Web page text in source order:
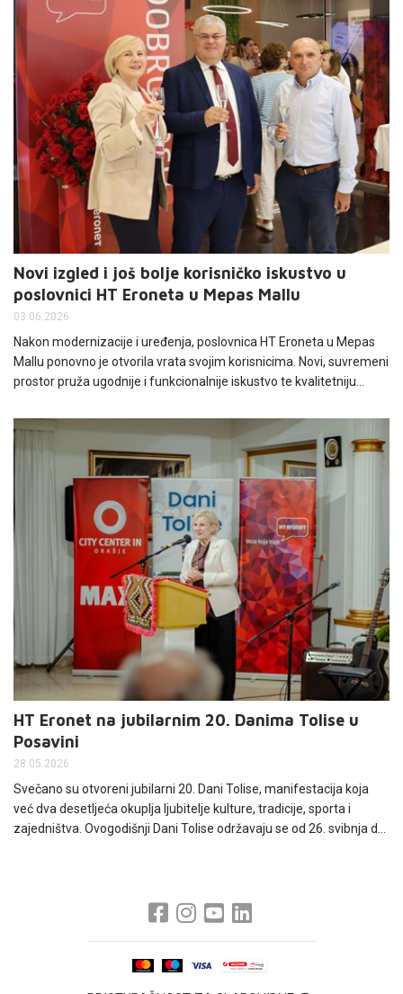
Novi izgled i još bolje korisničko iskustvo u
poslovnici HT Eroneta u Mepas Mallu
03.06.2026
Nakon modernizacije i uređenja, poslovnica HT Eroneta u Mepas
Mallu ponovno je otvorila vrata svojim korisnicima. Novi, suvremeni
prostor pruža ugodnije i funkcionalnije iskustvo te kvalitetniju
HT Eronet na jubilarnim 20. Danima Tolise u
Posavini
28.05.2026
Svečano su otvoreni jubilarni 20. Dani Tolise, manifestacija koja
već dva desetljeća okuplja ljubitelje kulture, tradicije, sporta i
zajedništva. Ovogodišnji Dani Tolise održavaju se od 26. svibnja do